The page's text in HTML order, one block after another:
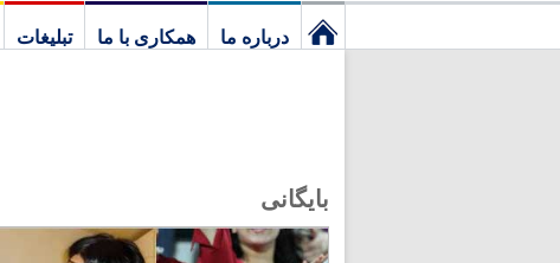
درباره ما همکاری با ما
تبلیغات
بایگانی